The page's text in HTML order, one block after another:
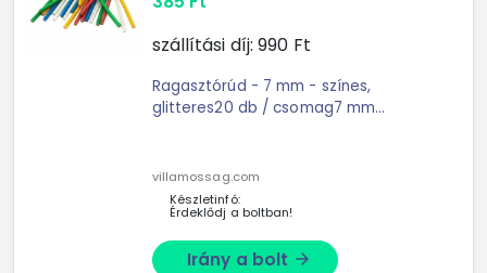
szállítási díj: 990 Ft
Ragasztórúd - 7 mm - színes,
glitteres20 db / csomag7 mm
ragasztórúd. A rúd hő hatására
megolvad, amely a ...
villamossag.com
Készletinfó:
Érdeklődj a boltban!
Irány a bolt arrow_forward